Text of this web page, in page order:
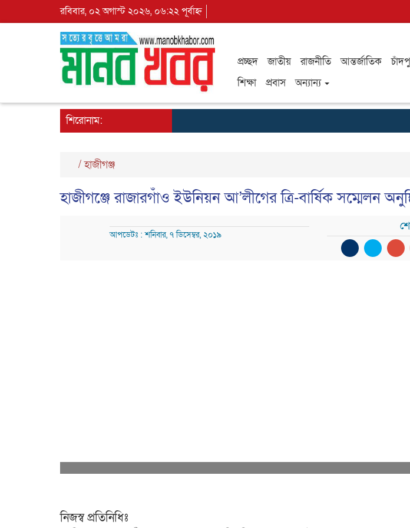
রবিবার, ০২ অগাস্ট ২০২৬, ০৬:২২ পূর্বাহ্ন
প্রচ্ছদ জাতীয় রাজনীতি আন্তর্জাতিক
শিক্ষা
প্রবাস অন্যান্য
শিরোনাম:
/হাজীগঞ্জ
হাজীগঞ্জে রাজারগাঁও ইউনিয়ন আ’লীগের ত্রি-বার্ষিক সম্মেলন
আপডেটঃ : শনিবার, ৭ ডিসেম্বর, ২০১৯
নিজস্ব প্রতিনিধিঃ